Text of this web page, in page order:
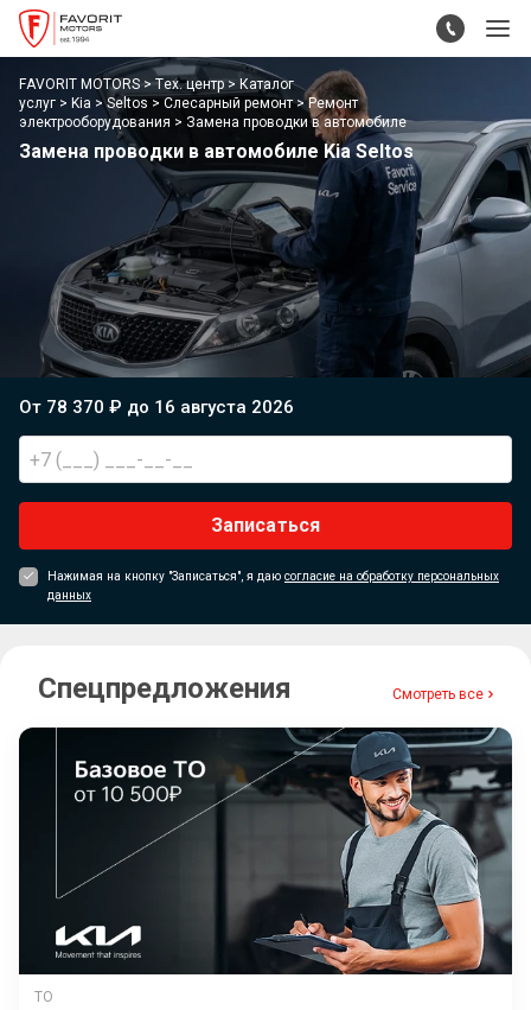
FAVORIT MOTORS Тех. центр
Каталог
услуг
Kia Seltos Слесарный ремонт
Ремонт
электрооборудования
Замена проводки в автомобиле
Замена проводки в автомобиле Kia Seltos
От 78 370 ₽ до 16 августа 2026
Записаться
Нажимая на кнопку "Записаться", я даю согласие на обработку персональных
данных
Спецпредложения Смотреть все
ТО